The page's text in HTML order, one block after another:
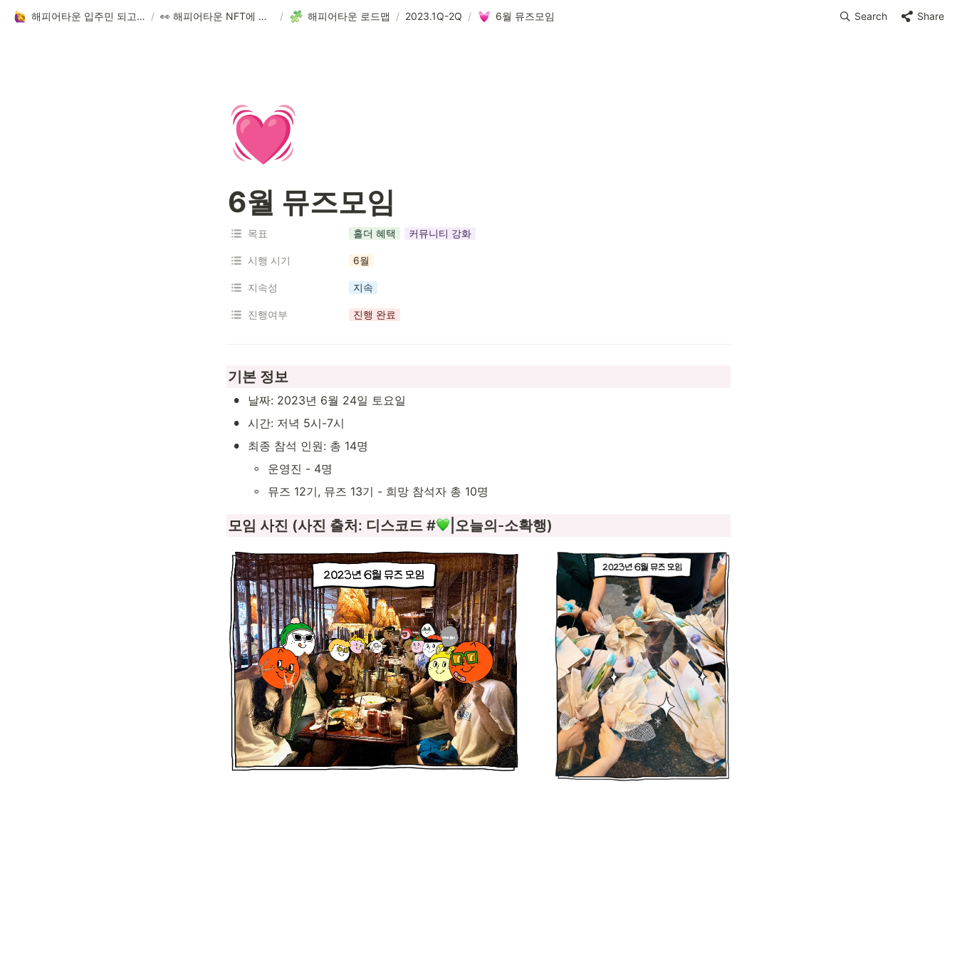
해피어타운 입주민 되고 싶은 사람?! / 👀 해피어타운 NFT에 대한 모든 것! / 해피어타운 로드맵 / 2023.1Q-2Q / 6월 뮤즈모임 Search Share
💓
6월 뮤즈모임
목표 홀더 혜택 커뮤니티 강화
시행 시기 6월
지속성 지속
진행여부 진행 완료
기본 정보
• 날짜: 2023년 6월 24일 토요일
• 시간: 저녁 5시-7시
• 최종 참석 인원: 총 14명
◦ 운영진 - 4명
◦ 뮤즈 12기, 뮤즈 13기 - 희망 참석자 총 10명
모임 사진 (사진 출처: 디스코드 # |오늘의-소확행)